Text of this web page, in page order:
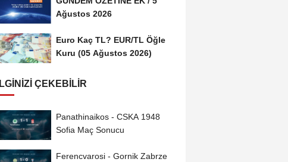
Ağustos 2026
Euro Kaç TL? EUR/TL Öğle
Kuru (05 Ağustos 2026)
İLGINIZI ÇEKEBILIR
Panathinaikos - CSKA 1948
Sofia Maç Sonucu
Ferencvarosi - Gornik Zabrze